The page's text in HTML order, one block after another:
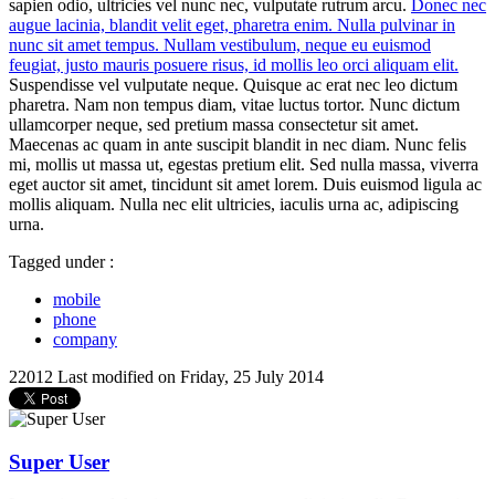
sapien odio, ultricies vel nunc nec, vulputate rutrum arcu. Donec nec
augue lacinia, blandit velit eget, pharetra enim. Nulla pulvinar in
nunc sit amet tempus. Nullam vestibulum, neque eu euismod
feugiat, justo mauris posuere risus, id mollis leo orci aliquam elit.
Suspendisse vel vulputate neque. Quisque ac erat nec leo dictum
pharetra. Nam non tempus diam, vitae luctus tortor. Nunc dictum
ullamcorper neque, sed pretium massa consectetur sit amet.
Maecenas ac quam in ante suscipit blandit in nec diam. Nunc felis
mi, mollis ut massa ut, egestas pretium elit. Sed nulla massa, viverra
eget auctor sit amet, tincidunt sit amet lorem. Duis euismod ligula ac
mollis aliquam. Nulla nec elit ultricies, iaculis urna ac, adipiscing
urna.
Tagged under :
mobile
phone
company
22012 Last modified on Friday, 25 July 2014
Super User